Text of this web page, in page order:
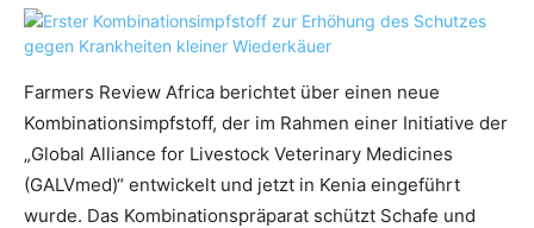
Farmers Review Africa berichtet über einen neue
Kombinationsimpfstoff, der im Rahmen einer Initiative der
„Global Alliance for Livestock Veterinary Medicines
(GALVmed)“ entwickelt und jetzt in Kenia eingeführt
wurde. Das Kombinationspräparat schützt Schafe und